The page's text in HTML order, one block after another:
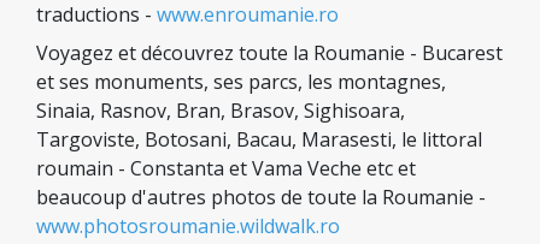
traductions - www.enroumanie.ro
Voyagez et découvrez toute la Roumanie - Bucarest
et ses monuments, ses parcs, les montagnes,
Sinaia, Rasnov, Bran, Brasov, Sighisoara,
Targoviste, Botosani, Bacau, Marasesti, le littoral
roumain - Constanta et Vama Veche etc et
beaucoup d'autres photos de toute la Roumanie -
www.photosroumanie.wildwalk.ro